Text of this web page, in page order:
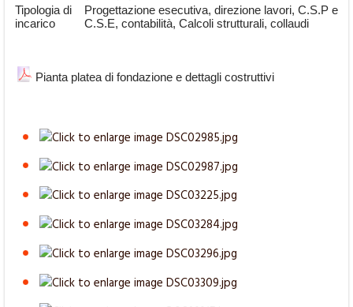
Tipologia di
incarico
Progettazione esecutiva, direzione lavori, C.S.P e
C.S.E, contabilità, Calcoli strutturali, collaudi
Pianta platea di fondazione e dettagli costruttivi